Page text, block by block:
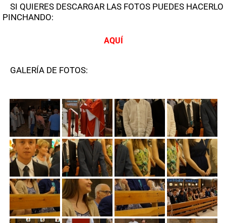
SI QUIERES DESCARGAR LAS FOTOS PUEDES HACERLO
PINCHANDO:
AQUÍ
GALERÍA DE FOTOS: